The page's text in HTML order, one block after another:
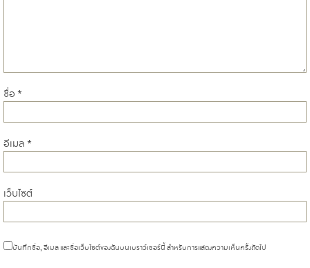
ชื่อ *
อีเมล *
เว็บไซต์
บันทึกชื่อ, อีเมล และชื่อเว็บไซต์ของฉันบนเบราว์เซอร์นี้ สำหรับการแสดงความเห็นครั้งถัดไป